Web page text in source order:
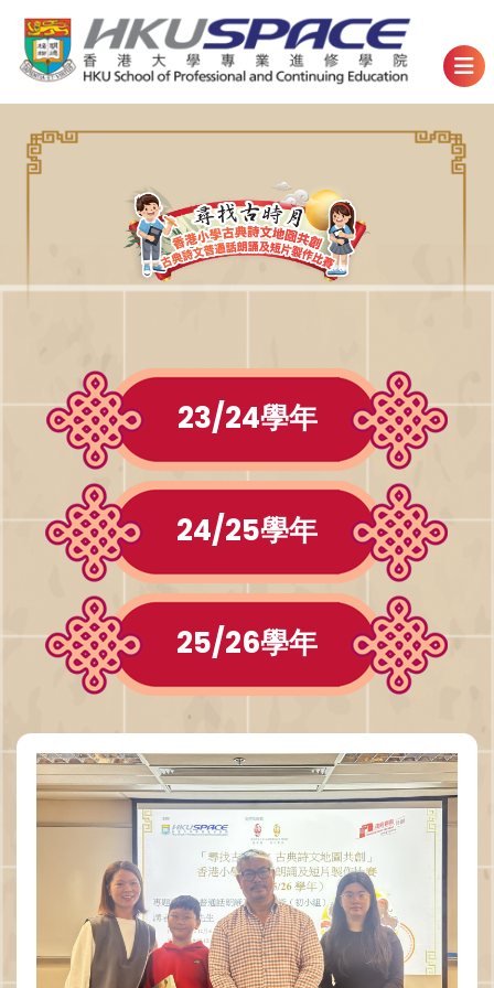
23/24學年
24/25學年
25/26學年